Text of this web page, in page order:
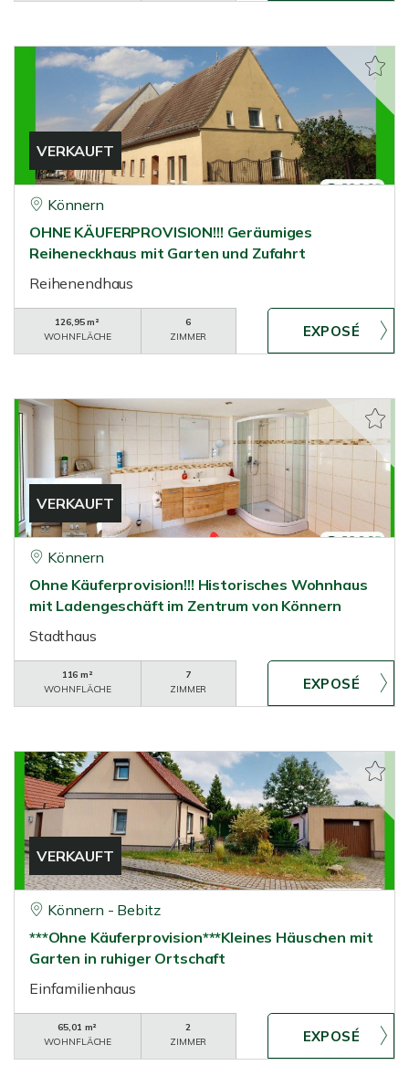
VERKAUFT
Könnern
OHNE KÄUFERPROVISION!!! Geräumiges
Reiheneckhaus mit Garten und Zufahrt
Reihenendhaus
126,95 m²
WOHNFLÄCHE
6
ZIMMER
VERKAUFT
Könnern
Ohne Käuferprovision!!! Historisches Wohnhaus
mit Ladengeschäft im Zentrum von Könnern
Stadthaus
116 m²
WOHNFLÄCHE
7
ZIMMER
VERKAUFT
Könnern - Bebitz
***Ohne Käuferprovision***Kleines Häuschen mit
Garten in ruhiger Ortschaft
Einfamilienhaus
65,01 m²
WOHNFLÄCHE
2
ZIMMER